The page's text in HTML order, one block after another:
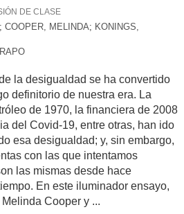
DE CLASE
COOPER, MELINDA; KONINGS,
la desigualdad se ha convertido
definitorio de nuestra era. La
de 1970, la financiera de 2008
del Covid-19, entre otras, han ido
esa desigualdad; y, sin embargo,
con las que intentamos
las mismas desde hace
En este iluminador ensayo,
Cooper y ...